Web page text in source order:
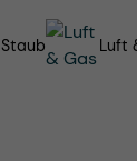
Staub Luft